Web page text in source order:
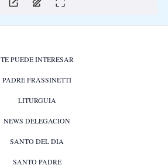
TE PUEDE INTERESAR
PADRE FRASSINETTI
LITURGUIA
NEWS DELEGACION
SANTO DEL DIA
SANTO PADRE